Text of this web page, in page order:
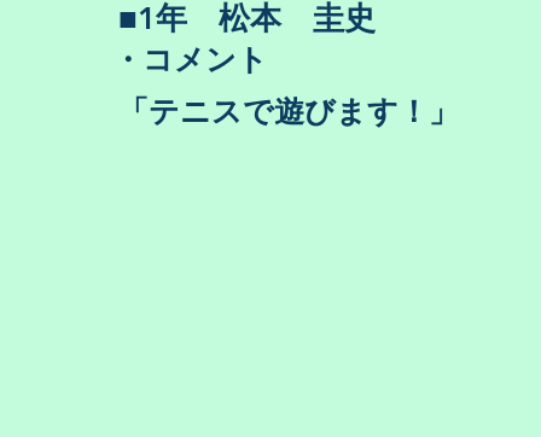
​■1年 松本 圭史
・コメント
​「テニスで遊びます！」